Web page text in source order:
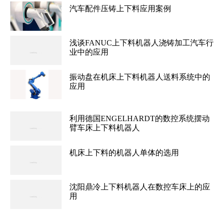
汽车配件压铸上下料应用案例
浅谈FANUC上下料机器人浇铸加工汽车行
业中的应用
振动盘在机床上下料机器人送料系统中的
应用
利用德国ENGELHARDT的数控系统摆动
臂车床上下料机器人
机床上下料的机器人单体的选用
沈阳鼎冷上下料机器人在数控车床上的应
用